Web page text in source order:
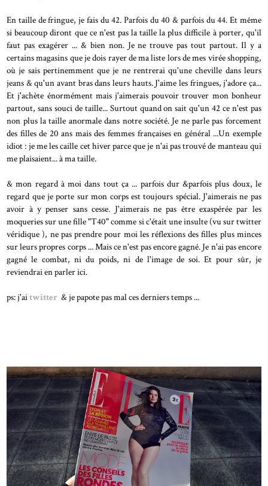
En taille de fringue, je fais du 42. Parfois du 40 & parfois du 44. Et même
si beaucoup diront que ce n'est pas la taille la plus difficile à porter, qu'il
faut pas exagérer ... & bien non. Je ne trouve pas tout partout. Il y a
certains magasins que je dois rayer de ma liste lors de mes virée shopping,
où je sais pertinemment que je ne rentrerai qu'une cheville dans leurs
jeans & qu'un avant bras dans leurs hauts. J'aime les fringues, j'adore ça...
Et j'achète énormément mais j'aimerais pouvoir trouver mon bonheur
partout, sans souci de taille... Surtout quand on sait qu'un 42 ce n'est pas
non plus la taille anormale dans notre société. Je ne parle pas forcement
des filles de 20 ans mais des femmes françaises en général ...Un exemple
idiot : je me les caille cet hiver parce que je n'ai pas trouvé de manteau qui
me plaisaient... à ma taille.
& mon regard à moi dans tout ça ... parfois dur &parfois plus doux, le
regard que je porte sur mon corps est toujours spécial. J'aimerais ne pas
avoir à y penser sans cesse. J'aimerais ne pas être exaspérée par les
moqueries sur une fille "T40" comme si c'était une insulte (vu sur twitter
véridique ), ne pas prendre pour moi les réflexions des filles plus minces
sur leurs propres corps ... Mais ce n'est pas encore gagné. Je n'ai pas encore
gagné le combat, ni du poids, ni de l'image de soi. Et pour sûr, je
reviendrai en parler ici.
ps: j'aitwitter & je papote pas mal ces derniers temps ...